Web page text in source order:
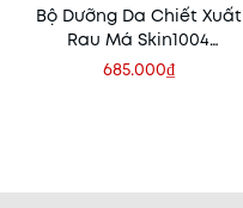
Bộ Dưỡng Da Chiết Xuất
Rau Má Skin1004
Madagascar Centella
685.000₫